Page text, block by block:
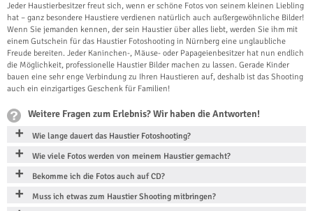
Jeder Haustierbesitzer freut sich, wenn er schöne Fotos von seinem kleinen Liebling
hat – ganz besondere Haustiere verdienen natürlich auch außergewöhnliche Bilder!
Wenn Sie jemanden kennen, der sein Haustier über alles liebt, werden Sie ihm mit
einem Gutschein für das Haustier Fotoshooting in Nürnberg eine unglaubliche
Freude bereiten. Jeder Kaninchen-, Mäuse- oder Papageienbesitzer hat nun endlich
die Möglichkeit, professionelle Haustier Bilder machen zu lassen. Gerade Kinder
bauen eine sehr enge Verbindung zu Ihren Haustieren auf, deshalb ist das Shooting
auch ein einzigartiges Geschenk für Familien!
Weitere Fragen zum Erlebnis? Wir haben die Antworten!
Wie lange dauert das Haustier Fotoshooting?
Wie viele Fotos werden von meinem Haustier gemacht?
Bekomme ich die Fotos auch auf CD?
Muss ich etwas zum Haustier Shooting mitbringen?